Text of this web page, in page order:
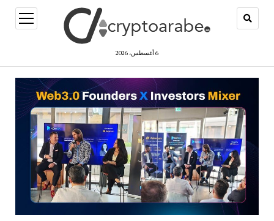
6 أغسطس، 2026
open
menu